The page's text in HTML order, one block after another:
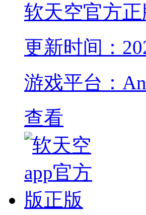
软天空官方正
更新时间：
游戏平台：
查看